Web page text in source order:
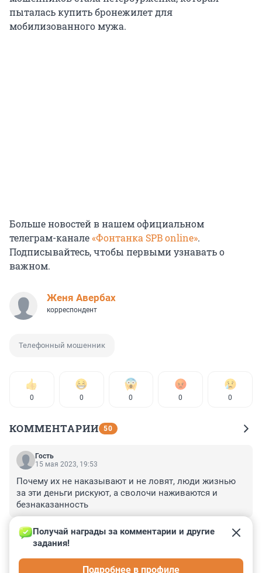
пыталась купить бронежилет для
мобилизованного мужа.
Больше новостей в нашем официальном
телеграм-канале«Фонтанка SPB online».
Подписывайтесь, чтобы первыми узнавать о
важном.
Женя Авербах
корреспондент
Телефонный мошенник
0 0 0 0 0
КОММЕНТАРИИ 50
Гость
15 мая 2023, 19:53
Почему их не наказывают и не ловят, люди жизнью
за эти деньги рискуют, а сволочи наживаются и
безнаказанность
–0
Гость
кровавые деньги добра не приносят
Получай награды за комментарии и другие
задания!
Подробнее в профиле